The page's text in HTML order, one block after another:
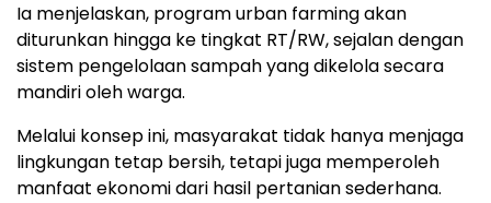
Ia menjelaskan, program urban farming akan
diturunkan hingga ke tingkat RT/RW, sejalan dengan
sistem pengelolaan sampah yang dikelola secara
mandiri oleh warga.
Melalui konsep ini, masyarakat tidak hanya menjaga
lingkungan tetap bersih, tetapi juga memperoleh
manfaat ekonomi dari hasil pertanian sederhana.